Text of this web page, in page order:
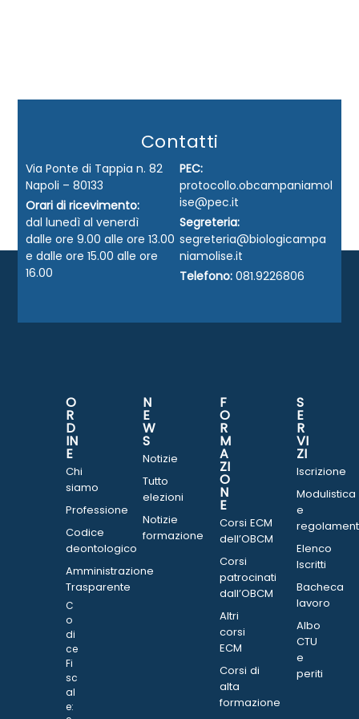
Contatti
Via Ponte di Tappia n. 82
Napoli – 80133
Orari di ricevimento:
dal lunedì al venerdì
dalle ore 9.00 alle ore 13.00
e dalle ore 15.00 alle ore
16.00
PEC:
protocollo.obcampaniamol
ise@pec.it
Segreteria:
segreteria@biologicampa
niamolise.it
Telefono: 081.9226806
O
R
D
IN
E
Chi
siamo
Professione
Codice
deontologico
Amministrazione
Trasparente
C
o
di
ce
Fi
sc
al
e:
N
E
W
S
Notizie
Tutto
elezioni
Notizie
formazione
F
O
R
M
A
ZI
O
N
E
Corsi ECM
dell’OBCM
Corsi
patrocinati
dall’OBCM
Altri
corsi
ECM
Corsi di
alta
formazione
S
E
R
VI
ZI
Iscrizione
Modulistica
e
Elenco
Iscritti
Bacheca
lavoro
Albo
CTU
e
periti